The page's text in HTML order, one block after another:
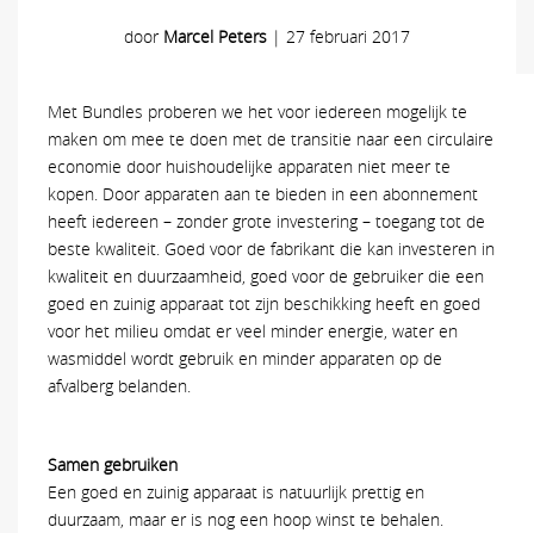
door Marcel Peters | 27 februari 2017
Met Bundles proberen we het voor iedereen mogelijk te
maken om mee te doen met de transitie naar een circulaire
economie door huishoudelijke apparaten niet meer te
kopen. Door apparaten aan te bieden in een abonnement
heeft iedereen – zonder grote investering – toegang tot de
beste kwaliteit. Goed voor de fabrikant die kan investeren in
kwaliteit en duurzaamheid, goed voor de gebruiker die een
goed en zuinig apparaat tot zijn beschikking heeft en goed
voor het milieu omdat er veel minder energie, water en
wasmiddel wordt gebruik en minder apparaten op de
afvalberg belanden.
Samen gebruiken
Een goed en zuinig apparaat is natuurlijk prettig en
duurzaam, maar er is nog een hoop winst te behalen.